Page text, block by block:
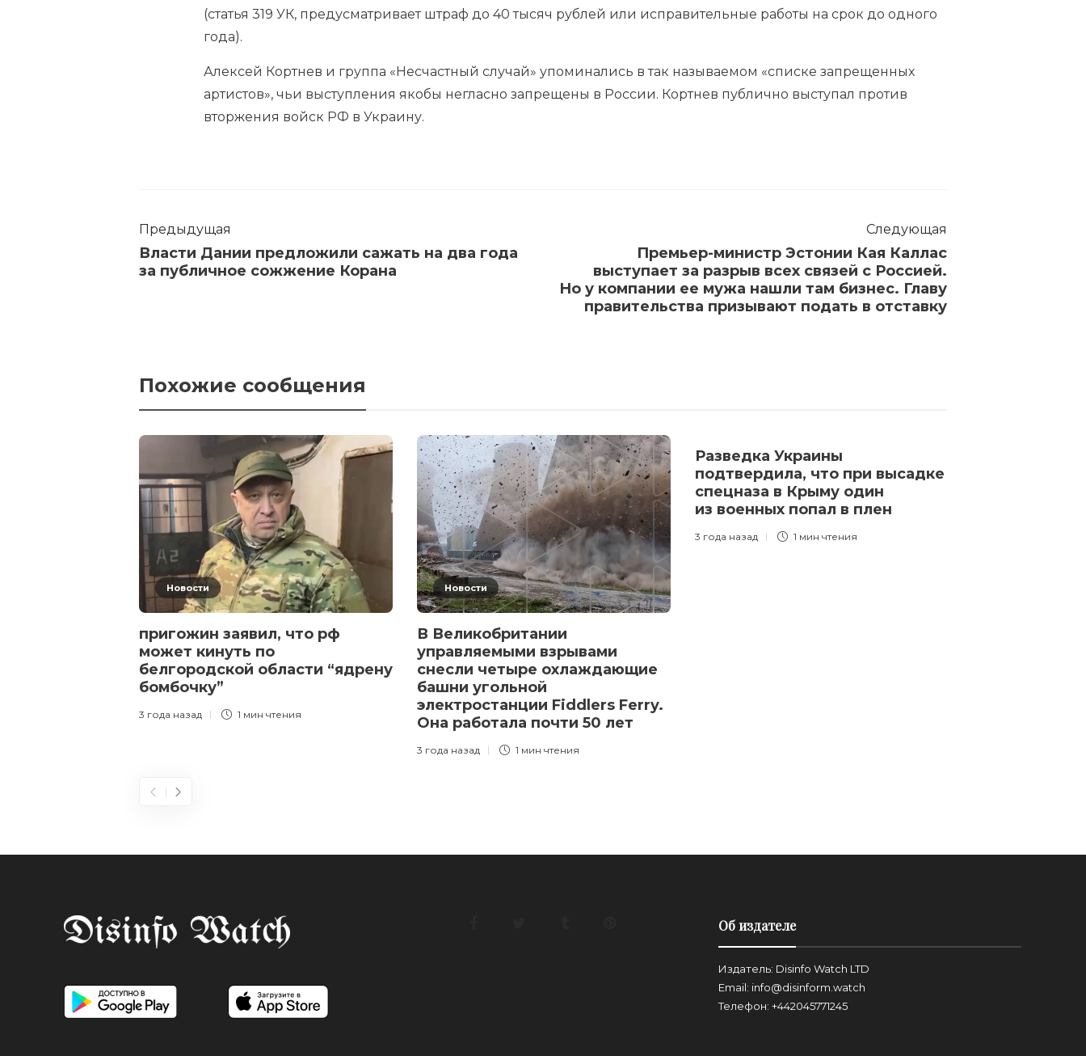
(статья 319 УК, предусматривает штраф до 40 тысяч рублей или исправительные работы на срок до одного
года).
Алексей Кортнев и группа «Несчастный случай» упоминались в так называемом «списке запрещенных
артистов», чьи выступления якобы негласно запрещены в России. Кортнев публично выступал против
вторжения войск РФ в Украину.
Предыдущая
Власти Дании предложили сажать на два года
за публичное сожжение Корана
Следующая
Премьер-министр Эстонии Кая Каллас
выступает за разрыв всех связей с Россией.
Но у компании ее мужа нашли там бизнес. Главу
правительства призывают подать в отставку
Похожие сообщения
Новости
пригожин заявил, что рф
может кинуть по
белгородской области “ядрену
бомбочку”
3 года назад 1 мин чтения
Новости
В Великобритании
управляемыми взрывами
снесли четыре охлаждающие
башни угольной
электростанции Fiddlers Ferry.
Она работала почти 50 лет
3 года назад 1 мин чтения
Разведка Украины
подтвердила, что при высадке
спецназа в Крыму один
из военных попал в плен
3 года назад 1 мин чтения
Об издателе
Издатель: Disinfo Watch LTD
Email: info@disinform.watch
Телефон: +442045771245